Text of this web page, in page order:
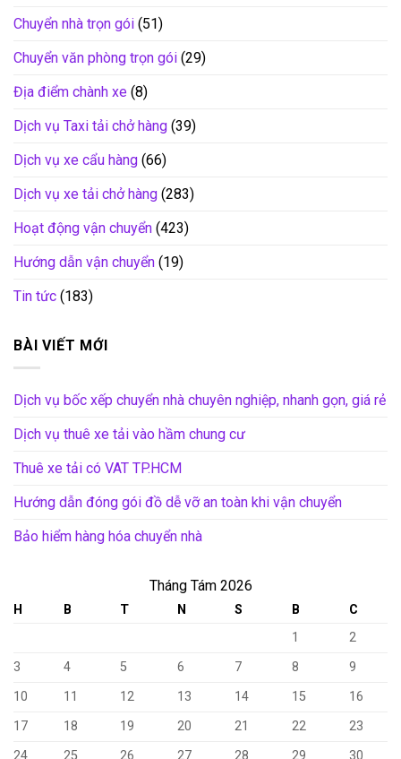
Chuyển nhà trọn gói (51)
Chuyển văn phòng trọn gói (29)
Địa điểm chành xe (8)
Dịch vụ Taxi tải chở hàng (39)
Dịch vụ xe cẩu hàng (66)
Dịch vụ xe tải chở hàng (283)
Hoạt động vận chuyển (423)
Hướng dẫn vận chuyển (19)
Tin tức (183)
BÀI VIẾT MỚI
Dịch vụ bốc xếp chuyển nhà chuyên nghiệp, nhanh gọn, giá rẻ
Dịch vụ thuê xe tải vào hầm chung cư
Thuê xe tải có VAT TP.HCM
Hướng dẫn đóng gói đồ dễ vỡ an toàn khi vận chuyển
Bảo hiểm hàng hóa chuyển nhà
Tháng Tám 2026
H B T N S B
C
1
2
3
4 5 6 7 8
9
10
11 12 13 14 15
16
17
18 19 20 21 22
23
24
25 26 27 28 29
30